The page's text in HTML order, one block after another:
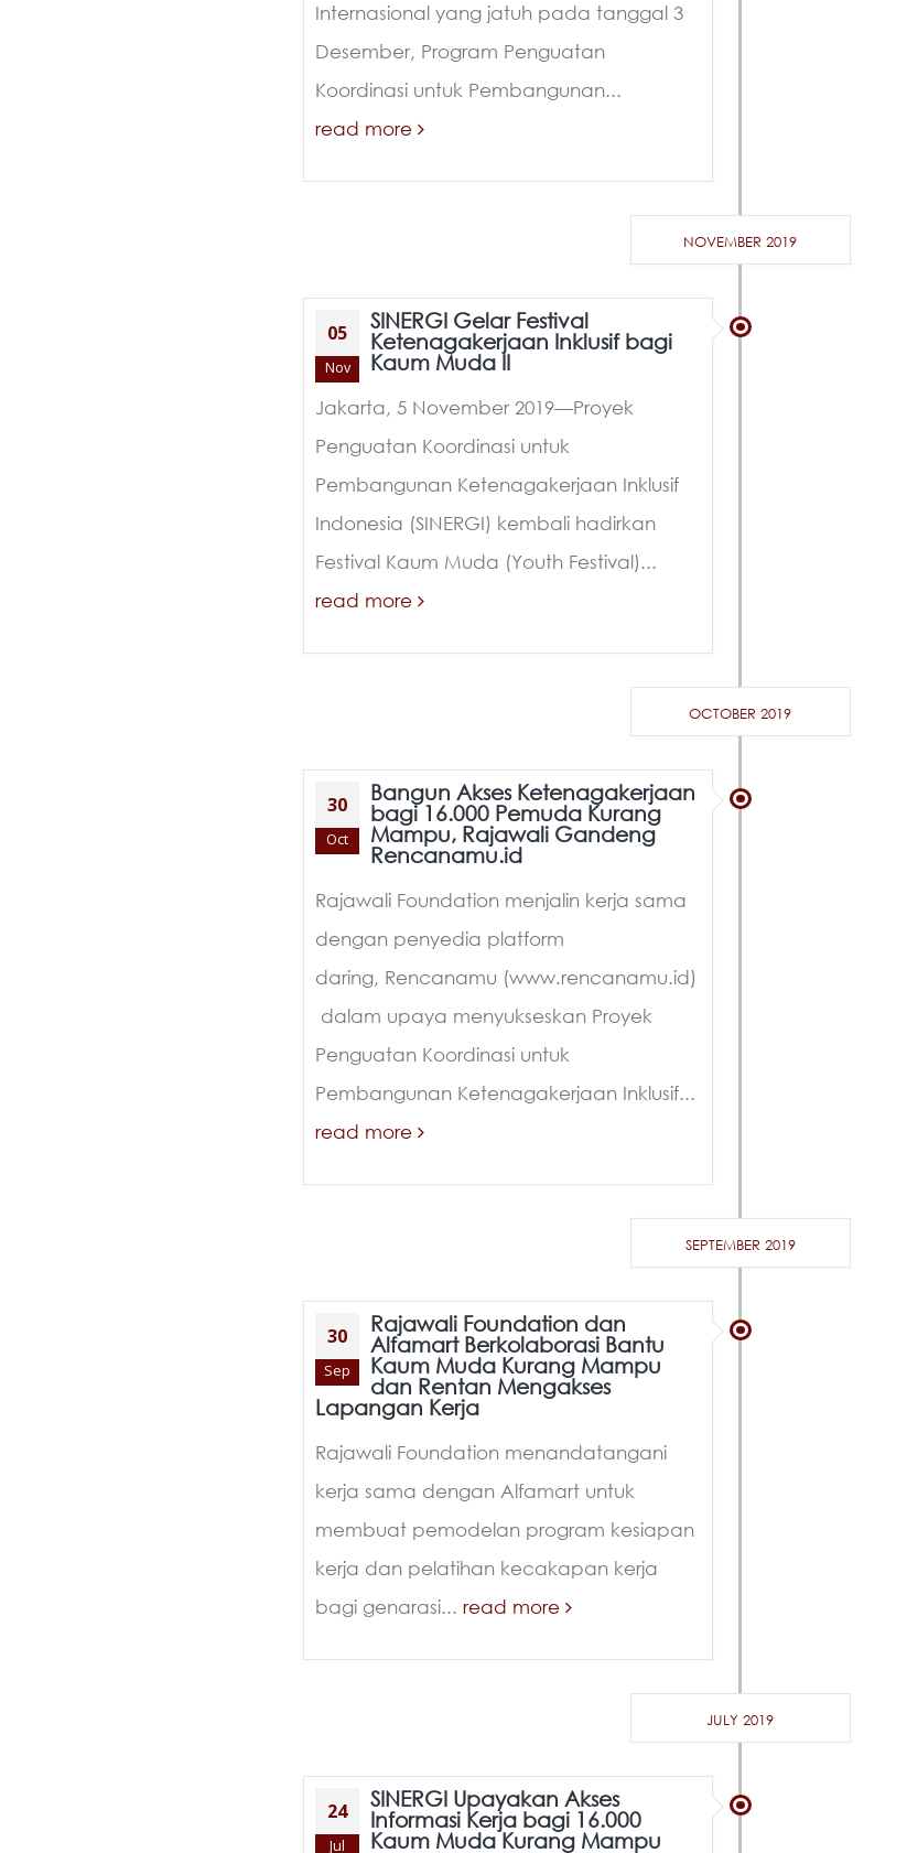
Internasional yang jatuh pada tanggal 3
Desember, Program Penguatan
Koordinasi untuk Pembangunan...
read more
NOVEMBER 2019
05
Nov
SINERGI Gelar Festival
Ketenagakerjaan Inklusif bagi
Kaum Muda II
Jakarta, 5 November 2019—Proyek
Penguatan Koordinasi untuk
Pembangunan Ketenagakerjaan Inklusif
Indonesia (SINERGI) kembali hadirkan
Festival Kaum Muda (Youth Festival)...
read more
OCTOBER 2019
30
Oct
Bangun Akses Ketenagakerjaan
bagi 16.000 Pemuda Kurang
Mampu, Rajawali Gandeng
Rencanamu.id
Rajawali Foundation menjalin kerja sama
dengan penyedia platform
daring, Rencanamu (www.rencanamu.id)
dalam upaya menyukseskan Proyek
Penguatan Koordinasi untuk
Pembangunan Ketenagakerjaan Inklusif...
read more
SEPTEMBER 2019
30
Sep
Rajawali Foundation dan
Alfamart Berkolaborasi Bantu
Kaum Muda Kurang Mampu
dan Rentan Mengakses
Lapangan Kerja
Rajawali Foundation menandatangani
kerja sama dengan Alfamart untuk
membuat pemodelan program kesiapan
kerja dan pelatihan kecakapan kerja
bagi genarasi...read more
JULY 2019
24
Jul
SINERGI Upayakan Akses
Informasi Kerja bagi 16.000
Kaum Muda Kurang Mampu